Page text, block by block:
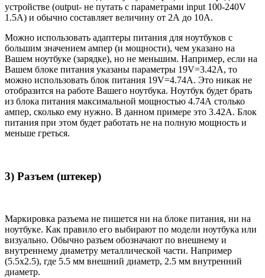
устройстве (output- не путать с параметрами input 100-240V
1.5A) и обычно составляет величину от 2А до 10A.
Можно использовать адаптеры питания для ноутбуков с
большим значением ампер (и мощности), чем указано на
Вашем ноутбуке (зарядке), но не меньшим. Например, если на
Вашем блоке питания указаны параметры 19V=3.42A, то
можно использовать блок питания 19V=4.74A. Это никак не
отобразится на работе Вашего ноутбука. Ноутбук будет брать
из блока питания максимальной мощностью 4.74А столько
ампер, сколько ему нужно. В данном примере это 3.42А. Блок
питания при этом будет работать не на полную мощность и
меньше греться.
3) Разъем (штекер)
Маркировка разъема не пишется ни на блоке питания, ни на
ноутбуке. Как правило его выбирают по модели ноутбука или
визуально. Обычно разъем обозначают по внешнему и
внутреннему диаметру металлической части. Например
(5.5x2.5), где 5.5 мм внешний диаметр, 2.5 мм внутренний
диаметр.